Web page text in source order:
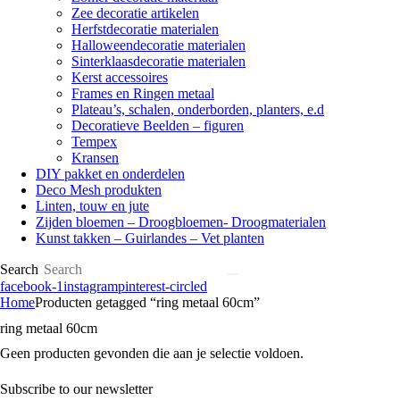
Zee decoratie artikelen
Herfstdecoratie materialen
Halloweendecoratie materialen
Sinterklaasdecoratie materialen
Kerst accessoires
Frames en Ringen metaal
Plateau’s, schalen, onderborden, planters, e.d
Decoratieve Beelden – figuren
Tempex
Kransen
DIY pakket en onderdelen
Deco Mesh produkten
Linten, touw en jute
Zijden bloemen – Droogbloemen- Droogmaterialen
Kunst takken – Guirlandes – Vet planten
Search
facebook-1instagrampinterest-circled
HomeProducten getagged “ring metaal 60cm”
ring metaal 60cm
Geen producten gevonden die aan je selectie voldoen.
Subscribe to our newsletter